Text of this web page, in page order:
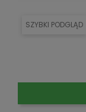
SZYBKI PODGLĄD